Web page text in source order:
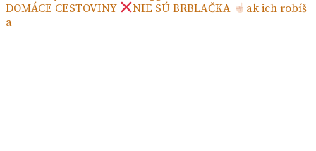
DOMÁCE CESTOVINY NIE SÚ BRBLAČKA
ak ich robíš
a